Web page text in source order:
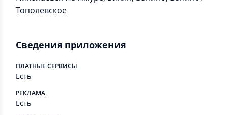
Тополевское
Сведения приложения
ПЛАТНЫЕ СЕРВИСЫ
Есть
РЕКЛАМА
Есть